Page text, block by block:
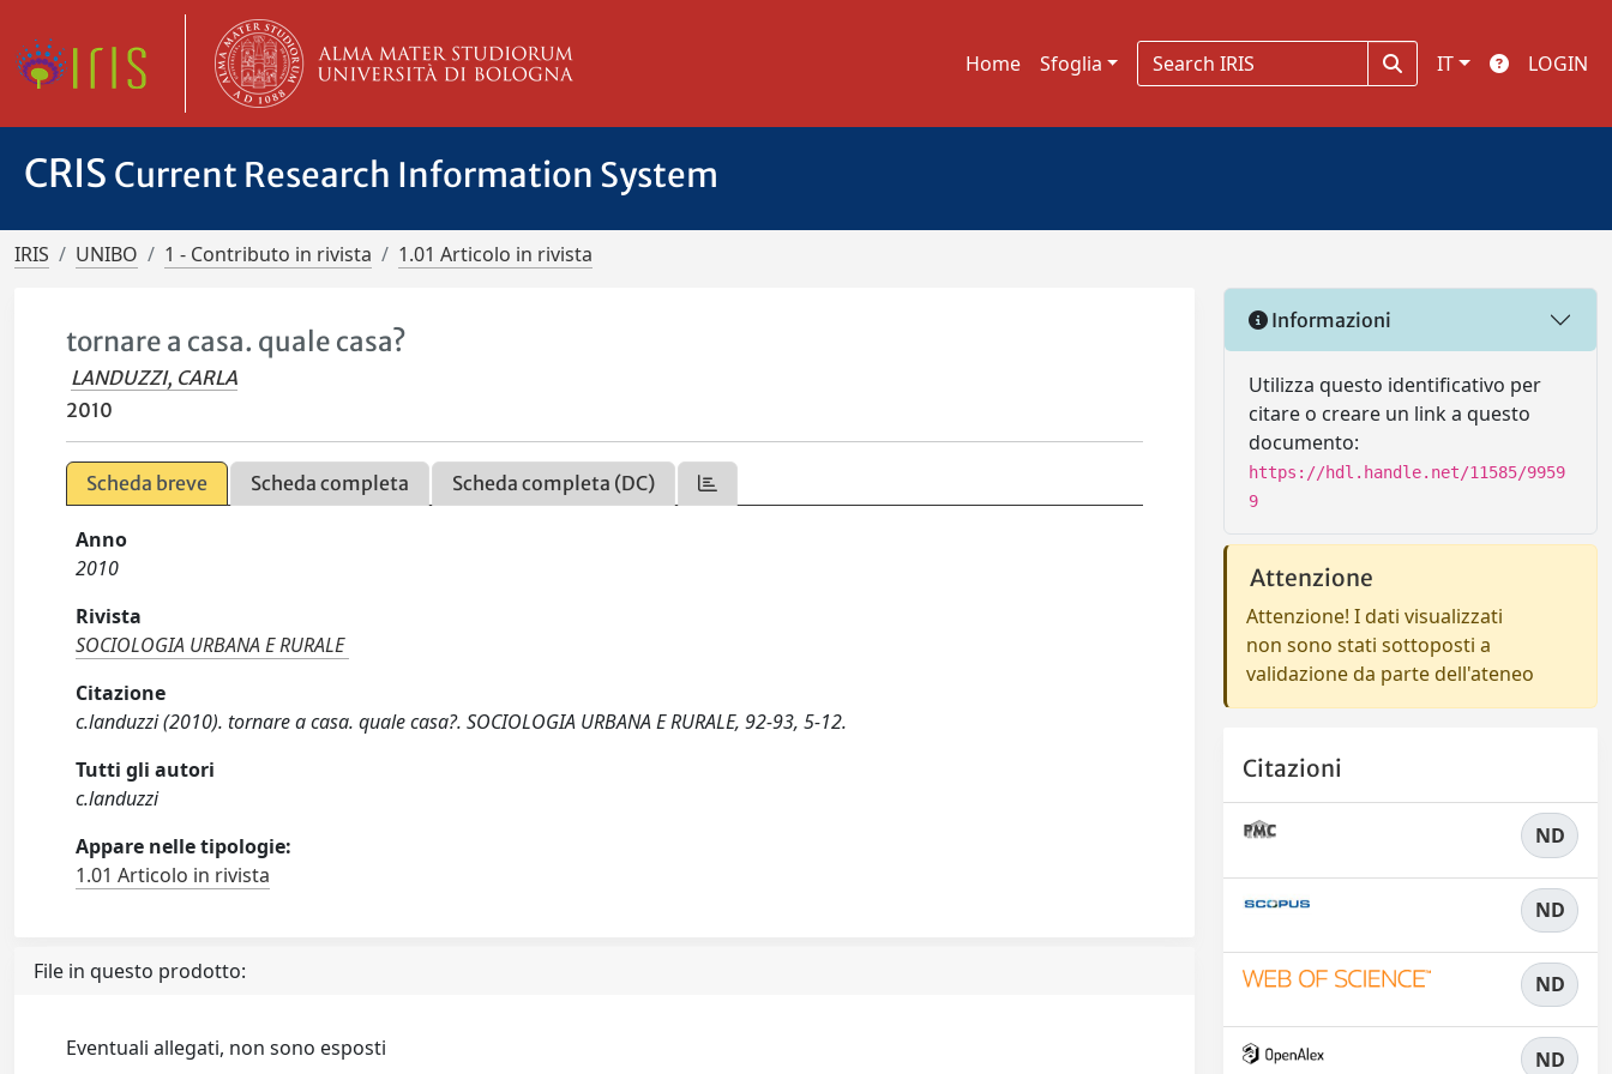
Home Sfoglia IT LOGIN
CRIS Current Research Information System
IRIS UNIBO 1 - Contributo in rivista 1.01 Articolo in rivista
tornare a casa. quale casa?
LANDUZZI, CARLA
2010
Scheda breve Scheda completa Scheda completa (DC)
Anno
2010
Rivista
SOCIOLOGIA URBANA E RURALE
Citazione
c.landuzzi (2010). tornare a casa. quale casa?. SOCIOLOGIA URBANA E RURALE, 92-93, 5-12.
Tutti gli autori
c.landuzzi
Appare nelle tipologie:
1.01 Articolo in rivista
File in questo prodotto:
Eventuali allegati, non sono esposti
Informazioni
Utilizza questo identificativo per
citare o creare un link a questo
documento:
https://hdl.handle.net/11585/9959
9
Attenzione
Attenzione! I dati visualizzati
non sono stati sottoposti a
validazione da parte dell'ateneo
Citazioni
ND
ND
ND
ND